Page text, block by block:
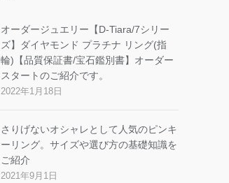
オーダージュエリー【D-Tiara/7シリー
ズ】ダイヤモンド プラチナ リング(指
輪)【品質保証書/宝石鑑別書】オーダー
スタートのご紹介です。
2022年1月18日
さりげないオシャレとして人気のピンキ
ーリング。サイズや選び方の基礎知識を
ご紹介
2021年9月1日